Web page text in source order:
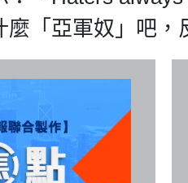
「亞軍奴」吧，